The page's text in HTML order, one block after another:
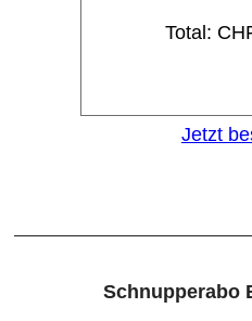
seit 2013
mit
Bei
Total:
Jetzt
Schnupperabo